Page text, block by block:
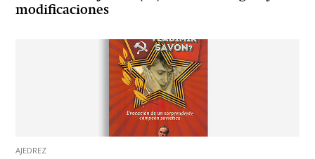
modificaciones
AJEDREZ